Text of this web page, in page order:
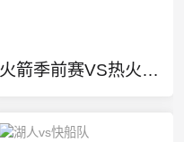
火箭季前赛VS热火录像